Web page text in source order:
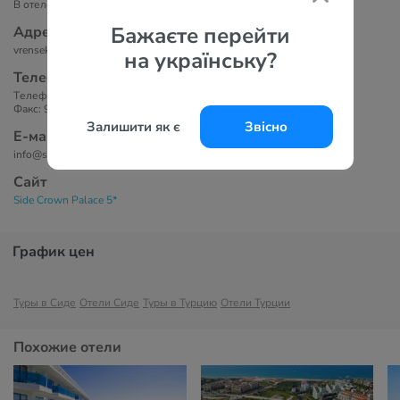
Бажаєте перейти
на українську?
Залишити як є Звісно
В отеле 444 номера.
Адрес
vrenseki Beldesi Evren Mah. Evrenseki Manavgat - Antalya / Turkey
Телефоны
Tелефон: 90 (242) 763 04 01,
Факс: 90 (242) 763 04 02
Е-маil
info@sidecrownhotels.com
Сайт
Side Crown Palace 5*
График цен
Туры в Сиде Отели Сиде Туры в Турцию Отели Турции
Похожие отели